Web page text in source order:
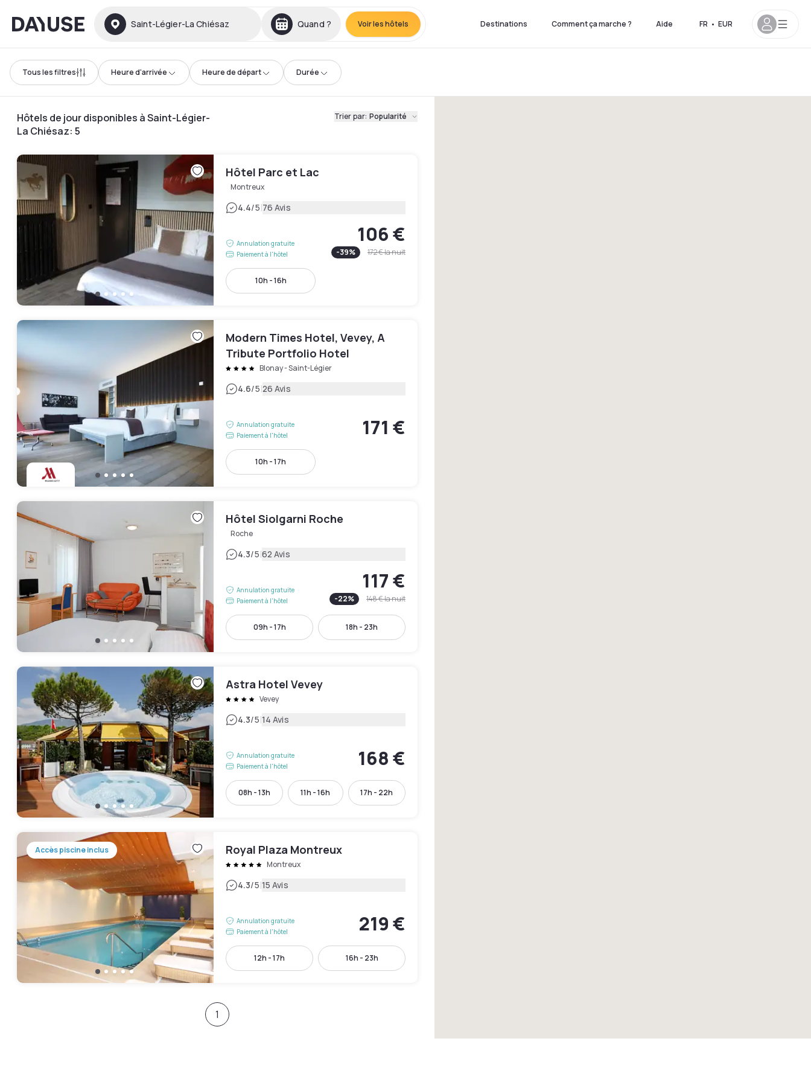
Dayuse Saint-Légier-La Chiésaz Quand ? Voir les hôtels Destinations Comment ça marche ? Aide FR • EUR
Tous les filtres Heure d'arrivée Heure de départ Durée
Hôtels de jour disponibles à Saint-Légier-
La Chiésaz: 5
Trier par: Popularité
Hôtel Parc et Lac
Montreux
4.4/5|76 Avis
Annulation gratuite
Paiement à l'hôtel
106 €
-39% 172 €la nuit
10h - 16h
Modern Times Hotel, Vevey, A
Tribute Portfolio Hotel
Blonay - Saint-Légier
4.6/5|26 Avis
Annulation gratuite
Paiement à l'hôtel
171 €
10h - 17h
Hôtel Siolgarni Roche
Roche
4.3/5|62 Avis
Annulation gratuite
Paiement à l'hôtel
117 €
-22% 148 €la nuit
09h - 17h 18h - 23h
Astra Hotel Vevey
Vevey
4.3/5|14 Avis
Annulation gratuite
Paiement à l'hôtel
168 €
08h - 13h 11h - 16h 17h - 22h
Accès piscine inclus Royal Plaza Montreux
Montreux
4.3/5|15 Avis
Annulation gratuite
Paiement à l'hôtel
219 €
12h - 17h 16h - 23h
1